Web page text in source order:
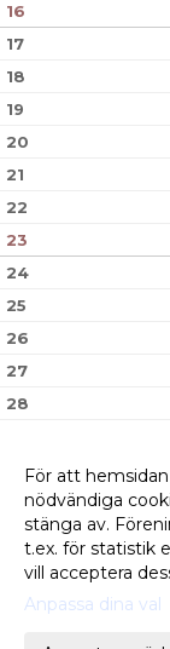
16
17
18
19
20
21
22
23
24
25
26
27
28
30För att
nödvändiga
stänga av.
t.ex. för statistik
vill acceptera
Anpassa dina val